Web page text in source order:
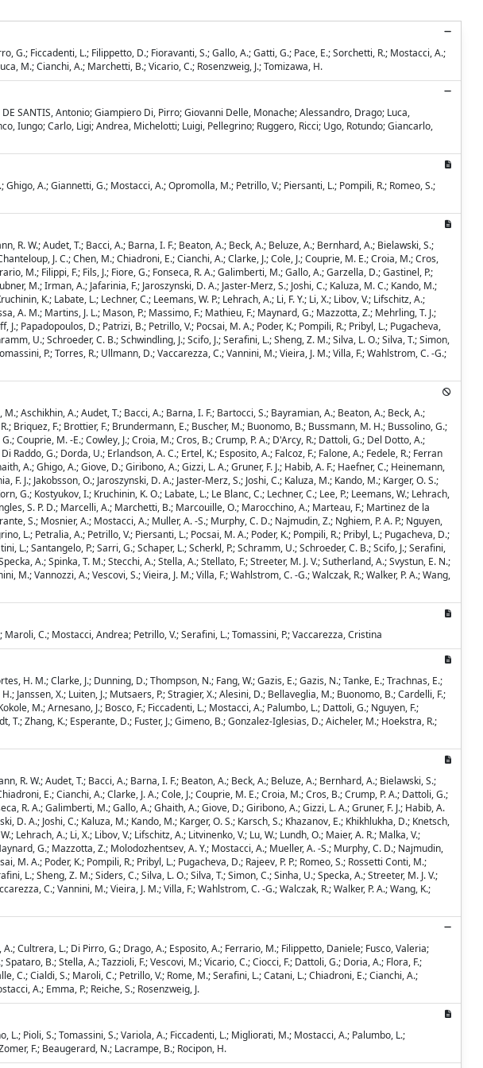
Ficcadenti, L.; Filippetto, D.; Fioravanti, S.; Gallo, A.; Gatti, G.; Pace, E.; Sorchetti, R.; Mostacci, A.;
M.; Cianchi, A.; Marchetti, B.; Vicario, C.; Rosenzweig, J.; Tomizawa, H.
SANTIS, Antonio; Giampiero Di, Pirro; Giovanni Delle, Monache; Alessandro, Drago; Luca,
Iungo; Carlo, Ligi; Andrea, Michelotti; Luigi, Pellegrino; Ruggero, Ricci; Ugo, Rotundo; Giancarlo,
A.; Giannetti, G.; Mostacci, A.; Opromolla, M.; Petrillo, V.; Piersanti, L.; Pompili, R.; Romeo, S.;
R. W.; Audet, T.; Bacci, A.; Barna, I. F.; Beaton, A.; Beck, A.; Beluze, A.; Bernhard, A.; Bielawski, S.;
J. C.; Chen, M.; Chiadroni, E.; Cianchi, A.; Clarke, J.; Cole, J.; Couprie, M. E.; Croia, M.; Cros,
M.; Filippi, F.; Fils, J.; Fiore, G.; Fonseca, R. A.; Galimberti, M.; Gallo, A.; Garzella, D.; Gastinel, P.;
M.; Irman, A.; Jafarinia, F.; Jaroszynski, D. A.; Jaster-Merz, S.; Joshi, C.; Kaluza, M. C.; Kando, M.;
K.; Labate, L.; Lechner, C.; Leemans, W. P.; Lehrach, A.; Li, F. Y.; Li, X.; Libov, V.; Lifschitz, A.;
A. M.; Martins, J. L.; Mason, P.; Massimo, F.; Mathieu, F.; Maynard, G.; Mazzotta, Z.; Mehrling, T. J.;
Papadopoulos, D.; Patrizi, B.; Petrillo, V.; Pocsai, M. A.; Poder, K.; Pompili, R.; Pribyl, L.; Pugacheva,
U.; Schroeder, C. B.; Schwindling, J.; Scifo, J.; Serafini, L.; Sheng, Z. M.; Silva, L. O.; Silva, T.; Simon,
P.; Torres, R.; Ullmann, D.; Vaccarezza, C.; Vannini, M.; Vieira, J. M.; Villa, F.; Wahlstrom, C. -G.;
Aschikhin, A.; Audet, T.; Bacci, A.; Barna, I. F.; Bartocci, S.; Bayramian, A.; Beaton, A.; Beck, A.;
Briquez, F.; Brottier, F.; Brundermann, E.; Buscher, M.; Buonomo, B.; Bussmann, M. H.; Bussolino, G.;
Couprie, M. -E.; Cowley, J.; Croia, M.; Cros, B.; Crump, P. A.; D'Arcy, R.; Dattoli, G.; Del Dotto, A.;
G.; Dorda, U.; Erlandson, A. C.; Ertel, K.; Esposito, A.; Falcoz, F.; Falone, A.; Fedele, R.; Ferran
A.; Ghigo, A.; Giove, D.; Giribono, A.; Gizzi, L. A.; Gruner, F. J.; Habib, A. F.; Haefner, C.; Heinemann,
J.; Jakobsson, O.; Jaroszynski, D. A.; Jaster-Merz, S.; Joshi, C.; Kaluza, M.; Kando, M.; Karger, O. S.;
G.; Kostyukov, I.; Kruchinin, K. O.; Labate, L.; Le Blanc, C.; Lechner, C.; Lee, P.; Leemans, W.; Lehrach,
S. P. D.; Marcelli, A.; Marchetti, B.; Marcouille, O.; Marocchino, A.; Marteau, F.; Martinez de la
S.; Mosnier, A.; Mostacci, A.; Muller, A. -S.; Murphy, C. D.; Najmudin, Z.; Nghiem, P. A. P.; Nguyen,
L.; Petralia, A.; Petrillo, V.; Piersanti, L.; Pocsai, M. A.; Poder, K.; Pompili, R.; Pribyl, L.; Pugacheva, D.;
L.; Santangelo, P.; Sarri, G.; Schaper, L.; Scherkl, P.; Schramm, U.; Schroeder, C. B.; Scifo, J.; Serafini,
A.; Spinka, T. M.; Stecchi, A.; Stella, A.; Stellato, F.; Streeter, M. J. V.; Sutherland, A.; Svystun, E. N.;
M.; Vannozzi, A.; Vescovi, S.; Vieira, J. M.; Villa, F.; Wahlstrom, C. -G.; Walczak, R.; Walker, P. A.; Wang,
C.; Mostacci, Andrea; Petrillo, V.; Serafini, L.; Tomassini, P.; Vaccarezza, Cristina
H. M.; Clarke, J.; Dunning, D.; Thompson, N.; Fang, W.; Gazis, E.; Gazis, N.; Tanke, E.; Trachnas, E.;
Janssen, X.; Luiten, J.; Mutsaers, P.; Stragier, X.; Alesini, D.; Bellaveglia, M.; Buonomo, B.; Cardelli, F.;
M.; Arnesano, J.; Bosco, F.; Ficcadenti, L.; Mostacci, A.; Palumbo, L.; Dattoli, G.; Nguyen, F.;
Zhang, K.; Esperante, D.; Fuster, J.; Gimeno, B.; Gonzalez-Iglesias, D.; Aicheler, M.; Hoekstra, R.;
R. W.; Audet, T.; Bacci, A.; Barna, I. F.; Beaton, A.; Beck, A.; Beluze, A.; Bernhard, A.; Bielawski, S.;
E.; Cianchi, A.; Clarke, J. A.; Cole, J.; Couprie, M. E.; Croia, M.; Cros, B.; Crump, P. A.; Dattoli, G.;
R. A.; Galimberti, M.; Gallo, A.; Ghaith, A.; Giove, D.; Giribono, A.; Gizzi, L. A.; Gruner, F. J.; Habib, A.
D. A.; Joshi, C.; Kaluza, M.; Kando, M.; Karger, O. S.; Karsch, S.; Khazanov, E.; Khikhlukha, D.; Knetsch,
Lehrach, A.; Li, X.; Libov, V.; Lifschitz, A.; Litvinenko, V.; Lu, W.; Lundh, O.; Maier, A. R.; Malka, V.;
G.; Mazzotta, Z.; Molodozhentsev, A. Y.; Mostacci, A.; Mueller, A. -S.; Murphy, C. D.; Najmudin,
M. A.; Poder, K.; Pompili, R.; Pribyl, L.; Pugacheva, D.; Rajeev, P. P.; Romeo, S.; Rossetti Conti, M.;
L.; Sheng, Z. M.; Siders, C.; Silva, L. O.; Silva, T.; Simon, C.; Sinha, U.; Specka, A.; Streeter, M. J. V.;
C.; Vannini, M.; Vieira, J. M.; Villa, F.; Wahlstrom, C. -G.; Walczak, R.; Walker, P. A.; Wang, K.;
Cultrera, L.; Di Pirro, G.; Drago, A.; Esposito, A.; Ferrario, M.; Filippetto, Daniele; Fusco, Valeria;
B.; Stella, A.; Tazzioli, F.; Vescovi, M.; Vicario, C.; Ciocci, F.; Dattoli, G.; Doria, A.; Flora, F.;
C.; Cialdi, S.; Maroli, C.; Petrillo, V.; Rome, M.; Serafini, L.; Catani, L.; Chiadroni, E.; Cianchi, A.;
A.; Emma, P.; Reiche, S.; Rosenzweig, J.
L.; Pioli, S.; Tomassini, S.; Variola, A.; Ficcadenti, L.; Migliorati, M.; Mostacci, A.; Palumbo, L.;
F.; Beaugerard, N.; Lacrampe, B.; Rocipon, H.